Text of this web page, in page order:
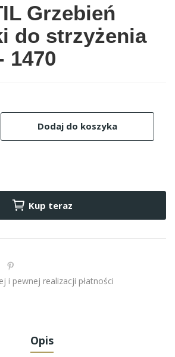
Grzebień
do strzyżenia
1470
Dodaj do koszyka
Kup teraz
i pewnej realizacji płatności
Opis